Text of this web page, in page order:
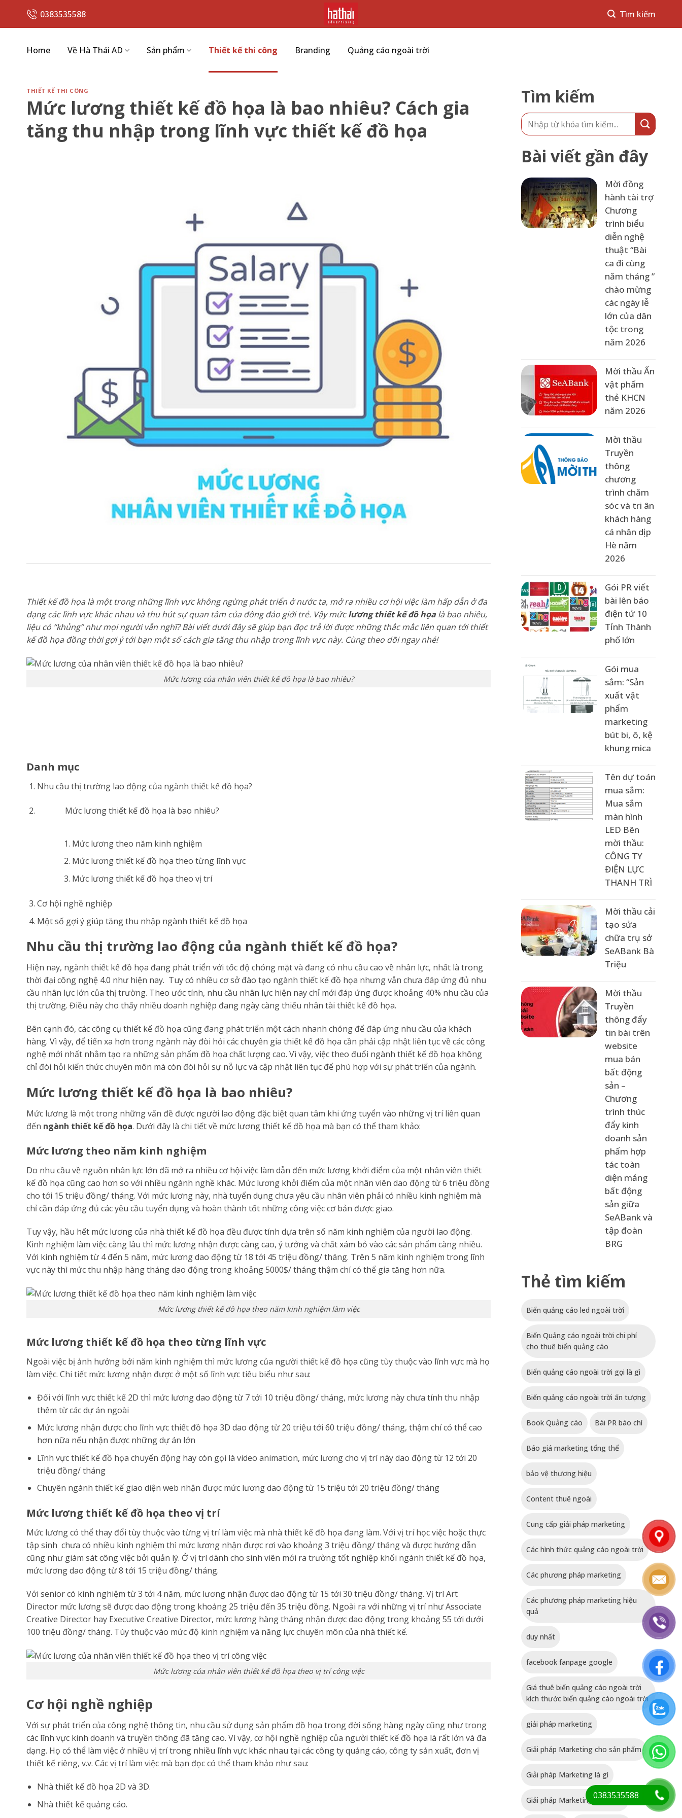
content
0383535588
Home Về Hà Thái AD Sản phẩm Thiết kế thi công Branding Quảng cáo ngoài trời
THIẾT KẾ THI CÔNG
Mức lương thiết kế đồ họa là bao nhiêu? Cách gia
tăng thu nhập trong lĩnh vực thiết kế đồ họa
Thiết kế đồ họa là một trong những lĩnh vực không ngừng phát triển ở nước ta, mở ra nhiều cơ hội việc làm hấp dẫn ở đa
dạng các lĩnh vực khác nhau và thu hút sự quan tâm của đông đảo giới trẻ. Vậy mứclương thiết kế đồ họa là bao nhiêu,
liệu có “khủng” như mọi người vẫn nghĩ? Bài viết dưới đây sẽ giúp bạn đọc trả lời được những thắc mắc liên quan tới thiết
kế đồ họa đồng thời gợi ý tới bạn một số cách gia tăng thu nhập trong lĩnh vực này. Cùng theo dõi ngay nhé!
Mức lương của nhân viên thiết kế đồ họa là bao nhiêu?
Danh mục
Nhu cầu thị trường lao động của ngành thiết kế đồ họa?
Mức lương thiết kế đồ họa là bao nhiêu?
Mức lương theo năm kinh nghiệm
Mức lương thiết kế đồ họa theo từng lĩnh vực
Mức lương thiết kế đồ họa theo vị trí
Cơ hội nghề nghiệp
Một số gợi ý giúp tăng thu nhập ngành thiết kế đồ họa
Nhu cầu thị trường lao động của ngành thiết kế đồ họa?
Hiện nay, ngành thiết kế đồ họa đang phát triển với tốc độ chóng mặt và đang có nhu cầu cao về nhân lực, nhất là trong
thời đại công nghệ 4.0 như hiện nay. Tuy có nhiều cơ sở đào tạo ngành thiết kế đồ họa nhưng vẫn chưa đáp ứng đủ nhu
cầu nhân lực lớn của thị trường. Theo ước tính, nhu cầu nhân lực hiện nay chỉ mới đáp ứng được khoảng 40% nhu cầu của
thị trường. Điều này cho thấy nhiều doanh nghiệp đang ngày càng thiếu nhân tài thiết kế đồ họa.
Bên cạnh đó, các công cụ thiết kế đồ họa cũng đang phát triển một cách nhanh chóng để đáp ứng nhu cầu của khách
hàng. Vì vậy, để tiến xa hơn trong ngành này đòi hỏi các chuyên gia thiết kế đồ họa cần phải cập nhật liên tục về các công
nghệ mới nhất nhằm tạo ra những sản phẩm đồ họa chất lượng cao. Vì vậy, việc theo đuổi ngành thiết kế đồ họa không
chỉ đòi hỏi kiến thức chuyên môn mà còn đòi hỏi sự nỗ lực và cập nhật liên tục để phù hợp với sự phát triển của ngành.
Mức lương thiết kế đồ họa là bao nhiêu?
Mức lương là một trong những vấn đề được người lao động đặc biệt quan tâm khi ứng tuyển vào những vị trí liên quan
đến ngành thiết kế đồ họa. Dưới đây là chi tiết về mức lương thiết kế đồ họa mà bạn có thể tham khảo:
Mức lương theo năm kinh nghiệm
Do nhu cầu về nguồn nhân lực lớn đã mở ra nhiều cơ hội việc làm dẫn đến mức lương khởi điểm của một nhân viên thiết
kế đồ họa cũng cao hơn so với nhiều ngành nghề khác. Mức lương khởi điểm của một nhân viên dao động từ 6 triệu đồng
cho tới 15 triệu đồng/ tháng. Với mức lương này, nhà tuyển dụng chưa yêu cầu nhân viên phải có nhiều kinh nghiệm mà
chỉ cần đáp ứng đủ các yêu cầu tuyển dụng và hoàn thành tốt những công việc cơ bản được giao.
Tuy vậy, hầu hết mức lương của nhà thiết kế đồ họa đều được tính dựa trên số năm kinh nghiệm của người lao động.
Kinh nghiệm làm việc càng lâu thì mức lương nhận được càng cao, ý tưởng và chất xám bỏ vào các sản phẩm càng nhiều.
Với kinh nghiệm từ 4 đến 5 năm, mức lương dao động từ 18 tới 45 triệu đồng/ tháng. Trên 5 năm kinh nghiệm trong lĩnh
vực này thì mức thu nhập hàng tháng dao động trong khoảng 5000$/ tháng thậm chí có thể gia tăng hơn nữa.
Mức lương thiết kế đồ họa theo năm kinh nghiệm làm việc
Mức lương thiết kế đồ họa theo từng lĩnh vực
Ngoài việc bị ảnh hưởng bởi năm kinh nghiệm thì mức lương của người thiết kế đồ họa cũng tùy thuộc vào lĩnh vực mà họ
làm việc. Chi tiết mức lương nhận được ở một số lĩnh vực tiêu biểu như sau:
Đối với lĩnh vực thiết kế 2D thì mức lương dao động từ 7 tới 10 triệu đồng/ tháng, mức lương này chưa tính thu nhập
thêm từ các dự án ngoài
Mức lương nhận được cho lĩnh vực thiết đồ họa 3D dao động từ 20 triệu tới 60 triệu đồng/ tháng, thậm chí có thể cao
hơn nữa nếu nhận được những dự án lớn
Lĩnh vực thiết kế đồ họa chuyển động hay còn gọi là video animation, mức lương cho vị trí này dao động từ 12 tới 20
triệu đồng/ tháng
Chuyên ngành thiết kế giao diện web nhận được mức lương dao động từ 15 triệu tới 20 triệu đồng/ tháng
Mức lương thiết kế đồ họa theo vị trí
Mức lương có thể thay đổi tùy thuộc vào từng vị trí làm việc mà nhà thiết kế đồ họa đang làm. Với vị trí học việc hoặc thực
tập sinh chưa có nhiều kinh nghiệm thì mức lương nhận được rơi vào khoảng 3 triệu đồng/ tháng và được hướng dẫn
cũng như giám sát công việc bởi quản lý. Ở vị trí dành cho sinh viên mới ra trường tốt nghiệp khối ngành thiết kế đồ họa,
mức lương dao động từ 8 tới 15 triệu đồng/ tháng.
Với senior có kinh nghiệm từ 3 tới 4 năm, mức lương nhận được dao động từ 15 tới 30 triệu đồng/ tháng. Vị trí Art
Director mức lương sẽ được dao động trong khoảng 25 triệu đến 35 triệu đồng. Ngoài ra với những vị trí như Associate
Creative Director hay Executive Creative Director, mức lương hàng tháng nhận được dao động trong khoảng 55 tới dưới
100 triệu đồng/ tháng. Tùy thuộc vào mức độ kinh nghiệm và năng lực chuyên môn của nhà thiết kế.
Mức lương của nhân viên thiết kế đồ họa theo vị trí công việc
Cơ hội nghề nghiệp
Với sự phát triển của công nghệ thông tin, nhu cầu sử dụng sản phẩm đồ họa trong đời sống hàng ngày cũng như trong
các lĩnh vực kinh doanh và truyền thông đã tăng cao. Vì vậy, cơ hội nghề nghiệp của người thiết kế đồ họa là rất lớn và đa
dạng. Họ có thể làm việc ở nhiều vị trí trong nhiều lĩnh vực khác nhau tại các công ty quảng cáo, công ty sản xuất, đơn vị
thiết kế riêng, v.v. Các vị trí làm việc mà bạn đọc có thể tham khảo như sau:
Nhà thiết kế đồ họa 2D và 3D.
Nhà thiết kế quảng cáo.
Tìm kiếm
Bài viết gần đây
Mời đồng
hành tài trợ
Chương
trình biểu
diễn nghệ
thuật “Bài
ca đi cùng
năm tháng ”
chào mừng
các ngày lễ
lớn của dân
tộc trong
năm 2026
Mời thầu Ấn
vật phẩm
thẻ KHCN
năm 2026
Mời thầu
Truyền
thông
chương
trình chăm
sóc và tri ân
khách hàng
cá nhân dịp
Hè năm
2026
Gói PR viết
bài lên báo
điện tử 10
Tỉnh Thành
phố lớn
Gói mua
sắm: “Sản
xuất vật
phẩm
marketing
bút bi, ô, kệ
khung mica
Tên dự toán
mua sắm:
Mua sắm
màn hình
LED Bên
mời thầu:
CÔNG TY
ĐIỆN LỰC
THANH TRÌ
Mời thầu cải
tạo sửa
chữa trụ sở
SeABank Bà
Triệu
Mời thầu
Truyền
thông đẩy
tin bài trên
website
mua bán
bất động
sản –
Chương
trình thúc
đẩy kinh
doanh sản
phẩm hợp
tác toàn
diện mảng
bất động
sản giữa
SeABank và
tập đoàn
BRG
Thẻ tìm kiếm
Biển quảng cáo led ngoài trời
Biển Quảng cáo ngoài trời chi phí
cho thuê biển quảng cáo
Biển quảng cáo ngoài trời gọi là gì
Biển quảng cáo ngoài trời ấn tượng
Book Quảng cáo Bài PR báo chí
Báo giá marketing tổng thể
bảo vệ thương hiệu
Content thuê ngoài
Cung cấp giải pháp marketing
Các hình thức quảng cáo ngoài trời
Các phương pháp marketing
Các phương pháp marketing hiệu
quả
duy nhất
facebook fanpage google
Giá thuê biển quảng cáo ngoài trời
kích thước biển quảng cáo ngoài trời
giải pháp marketing
Giải pháp Marketing cho sản phẩm
Giải pháp Marketing là gì
Giải pháp Marketing tổng thể
0383535588